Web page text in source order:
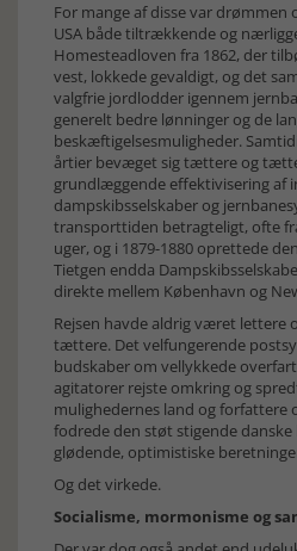
For mange af disse var drømmen
USA både tiltrækkende og
Homesteadloven fra 1862, der
vest, lokkede gevaldigt, og det
valgfrie jordlodder igennem
generelt bedre lønninger og de
beskæftigelsesmuligheder.
årtier bevæget sig tættere og
grundlæggende effektivisering af
dampskibsselskaber og
transporttiden betragteligt, ofte
uger, og i 1879-1880 oprettede
Tietgen endda
direkte mellem København og
Rejsen havde aldrig været
tættere. Det velfungerende
budskaber om vellykkede
agitatorer rejste omkring og
mulighedernes land og forfattere
fodrede den støt stigende
glødende, optimistiske
Og det virkede.
Socialisme, mormonisme og